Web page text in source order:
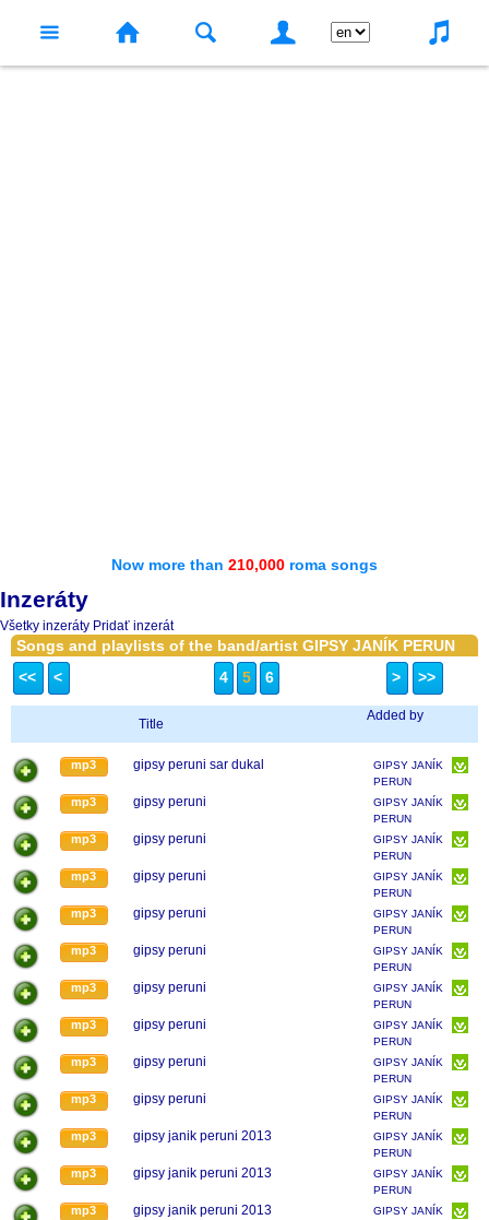
Now more than 210,000 roma songs
Inzeráty
Všetky inzeráty Pridať inzerát
Songs and playlists of the band/artist GIPSY JANÍK PERUN
<<
< 4 5 6 > >>
Title
Added by
mp3 gipsy peruni sar dukal
GIPSY JANÍK
PERUN
mp3 gipsy peruni
GIPSY JANÍK
PERUN
mp3 gipsy peruni
GIPSY JANÍK
PERUN
mp3 gipsy peruni
GIPSY JANÍK
PERUN
mp3 gipsy peruni
GIPSY JANÍK
PERUN
mp3 gipsy peruni
GIPSY JANÍK
PERUN
mp3 gipsy peruni
GIPSY JANÍK
PERUN
mp3 gipsy peruni
GIPSY JANÍK
PERUN
mp3 gipsy peruni
GIPSY JANÍK
PERUN
mp3 gipsy peruni
GIPSY JANÍK
PERUN
mp3 gipsy janik peruni 2013
GIPSY JANÍK
PERUN
mp3 gipsy janik peruni 2013
GIPSY JANÍK
PERUN
mp3 gipsy janik peruni 2013
GIPSY JANÍK